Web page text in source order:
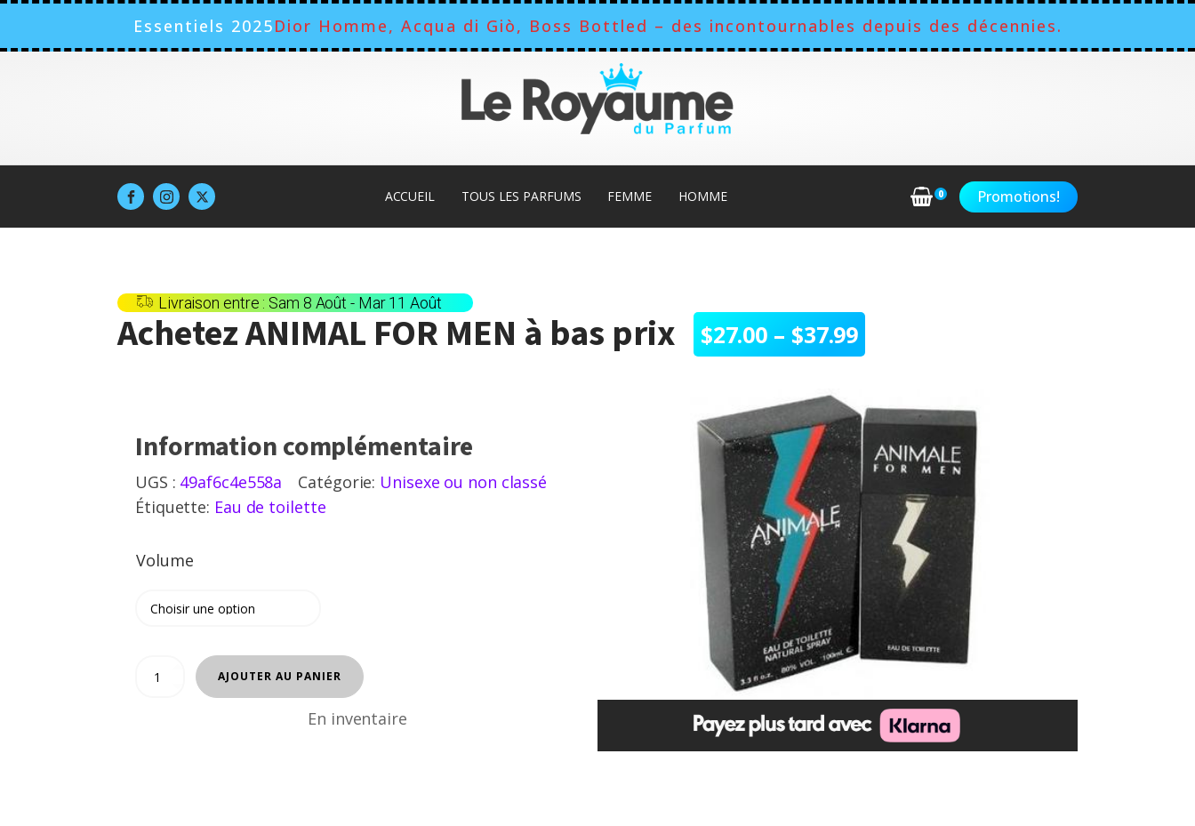
Essentiels 2025Dior Homme, Acqua di Giò, Boss Bottled – des incontournables depuis des décennies.
ACCUEIL TOUS LES PARFUMS FEMME HOMME 0 Promotions!
Livraison entre : Sam 8 Août - Mar 11 Août
AchetezANIMAL FOR MEN à bas prix $27.00 – $37.99
Plage
prix :
$27.00
à
$37.99
Information complémentaire
UGS : 49af6c4e558a Catégorie: Unisexe ou non classé
Étiquette: Eau de toilette
Volume
quantité
AJOUTER AU PANIER
En inventaire